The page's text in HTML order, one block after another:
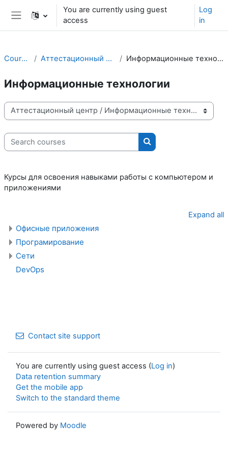
Skip to main content
Side panel
You are currently using guest
access
Log
in
Courses Аттестационный центр Информационные технологии
Информационные технологии
Course categories
Search courses
Search courses
Курсы для освоения навыками работы с компьютером и
приложениями
Expand all
Офисные приложения
Програмирование
Сети
DevOps
Contact site support
You are currently using guest access (Log in)
Data retention summary
Get the mobile app
Switch to the standard theme
Powered by Moodle